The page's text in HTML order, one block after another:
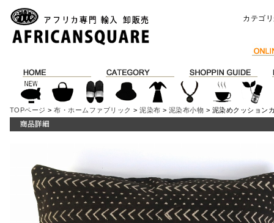
カテゴ
TOPページ >布・ホームファブリック >泥染布 > 泥染布小物 > 泥染めクッション